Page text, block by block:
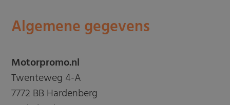
Algemene gegevens
Motorpromo.nl
Twenteweg 4-A
7772 BB Hardenberg